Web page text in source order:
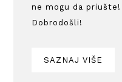
ne mogu da priušte!
Dobrodošli!
SAZNAJ VIŠE